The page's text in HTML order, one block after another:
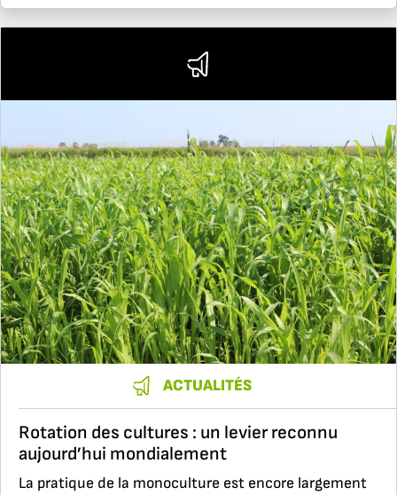
ACTUALITÉS
Rotation des cultures : un levier reconnu
aujourd’hui mondialement
La pratique de la monoculture est encore largement